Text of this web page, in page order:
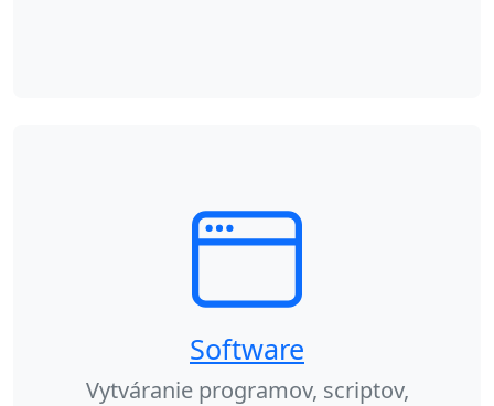
Software
Vytváranie programov, scriptov,